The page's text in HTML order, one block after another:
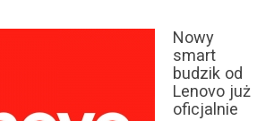
Nowy
smart
budzik od
Lenovo już
oficjalnie